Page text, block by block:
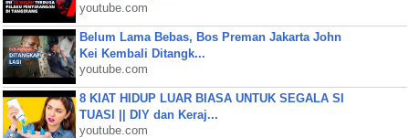
youtube.com
Belum Lama Bebas, Bos Preman Jakarta John
Kei Kembali Ditangk...
youtube.com
8 KIAT HIDUP LUAR BIASA UNTUK SEGALA SI
TUASI || DIY dan Keraj...
youtube.com